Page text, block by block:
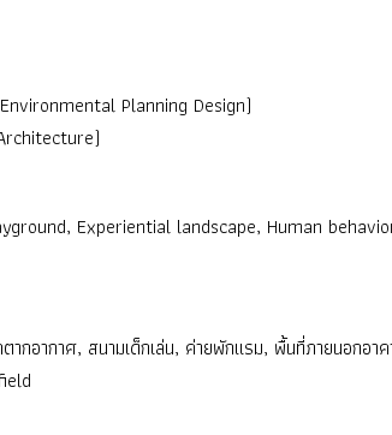
Planning Design)
Experiential landscape, Human
ากอากาศ, สนามเด็กเล่น, ค่ายพักแรม, พื้นที่ภายนอกอา